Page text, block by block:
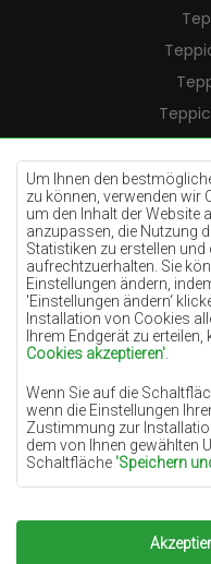
Um Ihnen den
zu können, verwenden wir
um den Inhalt der Website
anzupassen, die Nutzung
Statistiken zu erstellen
aufrechtzuerhalten. Sie
Einstellungen ändern,
'Einstellungen ändern‘
Installation von Cookies
Ihrem Endgerät zu
Cookies akzeptieren'
Wenn Sie auf die
wenn die Einstellungen
Zustimmung zur
dem von Ihnen gewählten
Schaltfläche 'Speichern
Grundlage für die
Datenverwalters
Bereitstellung qualitativ
Copyright 2022